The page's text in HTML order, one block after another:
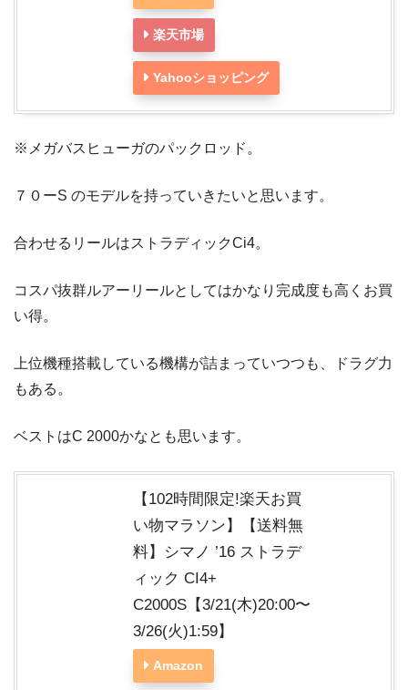
楽天市場
Yahooショッピング
※メガバスヒューガのパックロッド。
７０ーS のモデルを持っていきたいと思います。
合わせるリールはストラディックCi4。
コスパ抜群ルアーリールとしてはかなり完成度も高くお買
い得。
上位機種搭載している機構が詰まっていつつも、ドラグ力
もある。
ベストはC 2000かなとも思います。
【102時間限定!楽天お買
い物マラソン】【送料無
料】シマノ ’16 ストラデ
ィック CI4+
C2000S【3/21(木)20:00〜
3/26(火)1:59】
Amazon